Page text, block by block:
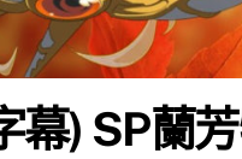
幕) SP蘭